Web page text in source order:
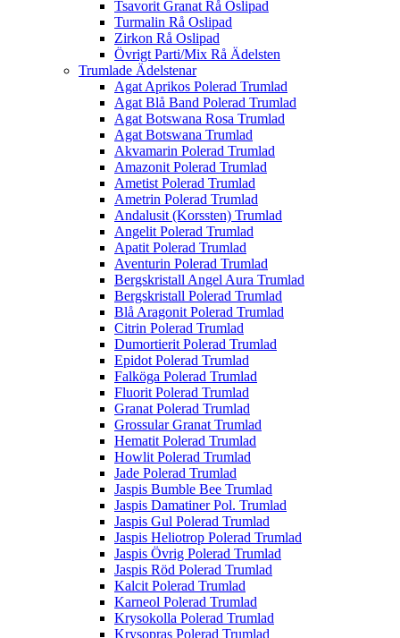
Tsavorit Granat Rå Oslipad
Turmalin Rå Oslipad
Zirkon Rå Oslipad
Övrigt Parti/Mix Rå Ädelsten
Trumlade Ädelstenar
Agat Aprikos Polerad Trumlad
Agat Blå Band Polerad Trumlad
Agat Botswana Rosa Trumlad
Agat Botswana Trumlad
Akvamarin Polerad Trumlad
Amazonit Polerad Trumlad
Ametist Polerad Trumlad
Ametrin Polerad Trumlad
Andalusit (Korssten) Trumlad
Angelit Polerad Trumlad
Apatit Polerad Trumlad
Aventurin Polerad Trumlad
Bergskristall Angel Aura Trumlad
Bergskristall Polerad Trumlad
Blå Aragonit Polerad Trumlad
Citrin Polerad Trumlad
Dumortierit Polerad Trumlad
Epidot Polerad Trumlad
Falköga Polerad Trumlad
Fluorit Polerad Trumlad
Granat Polerad Trumlad
Grossular Granat Trumlad
Hematit Polerad Trumlad
Howlit Polerad Trumlad
Jade Polerad Trumlad
Jaspis Bumble Bee Trumlad
Jaspis Damatiner Pol. Trumlad
Jaspis Gul Polerad Trumlad
Jaspis Heliotrop Polerad Trumlad
Jaspis Övrig Polerad Trumlad
Jaspis Röd Polerad Trumlad
Kalcit Polerad Trumlad
Karneol Polerad Trumlad
Krysokolla Polerad Trumlad
Krysopras Polerad Trumlad